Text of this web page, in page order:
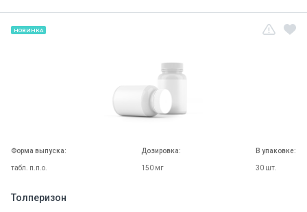
НОВИНКА
Форма выпуска:
табл. п.п.о.
Дозировка:
150 мг
В упаковке:
30 шт.
Толперизон